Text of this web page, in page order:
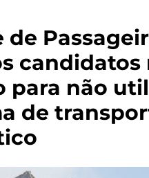
de
candidatos
para não
de